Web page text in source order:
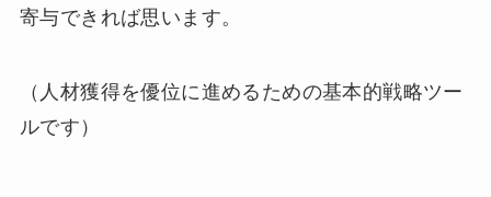
寄与できれば思います。
（人材獲得を優位に進めるための基本的戦略ツー
ルです）